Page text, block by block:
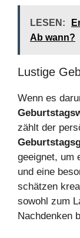
LESEN:
Ab wann?
Lustige
Wenn es
zählt der
geeignet, um
und eine
schätzen
sowohl zum
Nachdenken